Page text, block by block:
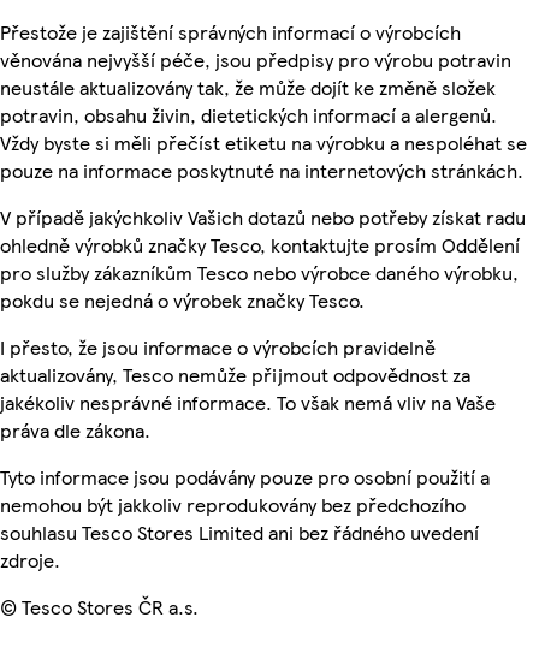
Přestože je zajištění správných informací o výrobcích
věnována nejvyšší péče, jsou předpisy pro výrobu potravin
neustále aktualizovány tak, že může dojít ke změně složek
potravin, obsahu živin, dietetických informací a alergenů.
Vždy byste si měli přečíst etiketu na výrobku a nespoléhat se
pouze na informace poskytnuté na internetových stránkách.
V případě jakýchkoliv Vašich dotazů nebo potřeby získat radu
ohledně výrobků značky Tesco, kontaktujte prosím Oddělení
pro služby zákazníkům Tesco nebo výrobce daného výrobku,
pokdu se nejedná o výrobek značky Tesco.
I přesto, že jsou informace o výrobcích pravidelně
aktualizovány, Tesco nemůže přijmout odpovědnost za
jakékoliv nesprávné informace. To však nemá vliv na Vaše
práva dle zákona.
Tyto informace jsou podávány pouze pro osobní použití a
nemohou být jakkoliv reprodukovány bez předchozího
souhlasu Tesco Stores Limited ani bez řádného uvedení
zdroje.
© Tesco Stores ČR a.s.